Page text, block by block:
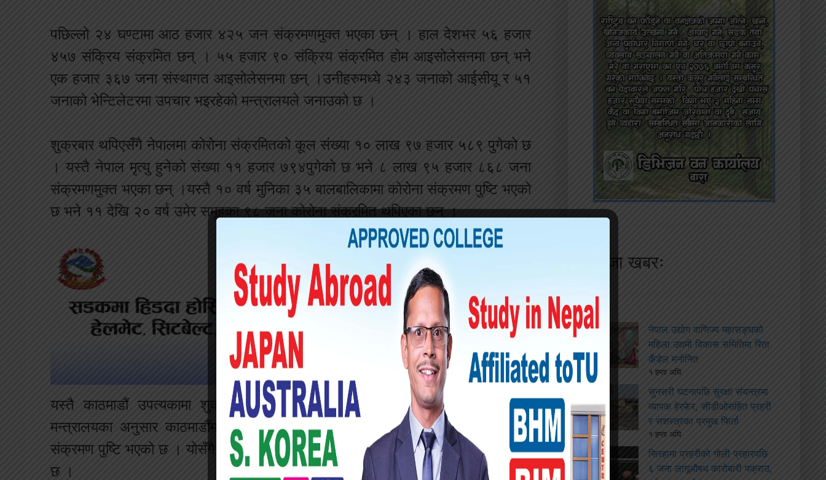
पछिल्लो २४ घण्टामा आठ हजार ४२५ जन संक्रमणमुक्त भएका छन् । हाल देशभर ५६ हजार
४५७ संक्रिय संक्रमित छन् । ५५ हजार ९० संक्रिय संक्रमित होम आइसोलेसनमा छन् भने
एक हजार ३६७ जना संस्थागत आइसोलेसनमा छन् ।उनीहरुमध्ये २४३ जनाको आईसीयू र ५१
जनाको भेन्टिलेटरमा उपचार भइरहेको मन्त्रालयले जनाउको छ ।
शुक्रबार थपिएसँगै नेपालमा कोरोना संक्रमितको कूल संख्या १० लाख ९७ हजार ५८९ पुगेको छ
। यस्तै नेपाल मृत्‍यु हुनेको संख्या ११ हजार ७९४पुगेको छ भने ८ लाख ९५ हजार ८६८ जना
संक्रमणमुक्त भएका छन् ।यस्तै १० वर्ष मुनिका ३५ बालबालिकामा कोरोना संक्रमण पुष्टि भएको
छ भने ११ देखि २० वर्ष उमेर समूहका ९८ जना कोरोना संक्रमित थपिएका छन् ।
यस्तै काठमाडौं उपत्यकामा शुक्रबार थप ७४५ जनामा कोरो संक्रमित थपिएका छन् ।
मन्त्रालयका अनुसार काठमाडौंमा ५७०, ललितपुरमा १२० र भक्तपुरमा ५५ जनामा कोरोना
संक्रमण पुष्टि भएको छ । योसँगै काठमाडौं उपत्यकामा कोरोना संक्रमितको संख्या घट्न थालेको
छ ।
ताजा खबरः
नेपाल उद्योग वाणिज्य महासङ्घको
महिला उद्यमी विकास समितिमा रिता
कँडेल मनोनित
१ हप्ता अघि
सुनसरी घटनापछि सुरक्षा संयन्त्रमा
व्यापक हेरफेर, सीडीओसहित प्रहरी
र सशस्त्रका प्रमुख फिर्ता
१ हप्ता अघि
सिरहामा प्रहरीको गोली प्रहारपछि
६ जना लागूऔषध कारोबारी पक्राउ,